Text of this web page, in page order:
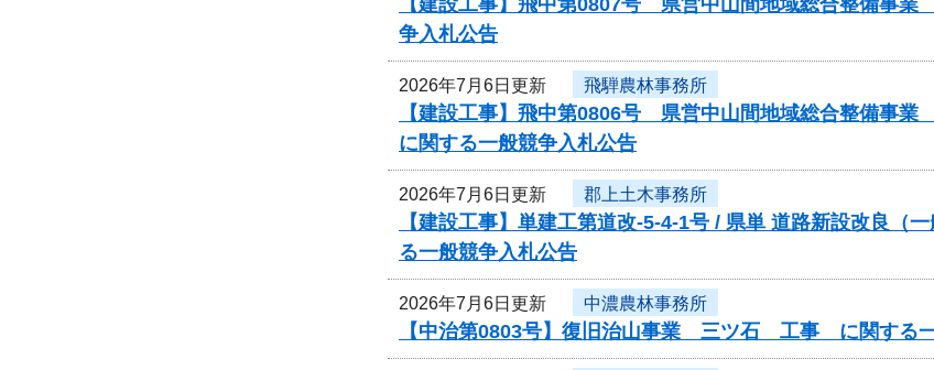
争入札公告
2026年7月6日更新 飛騨農林事務所
【建設工事】飛中第0806号 県営中山間地域総合整備事
に関する一般競争入札公告
2026年7月6日更新 郡上土木事務所
【建設工事】単建工第道改-5-4-1号 / 県単 道路新設改良（
る一般競争入札公告
2026年7月6日更新 中濃農林事務所
【中治第0803号】復旧治山事業 三ツ石 工事 に関する